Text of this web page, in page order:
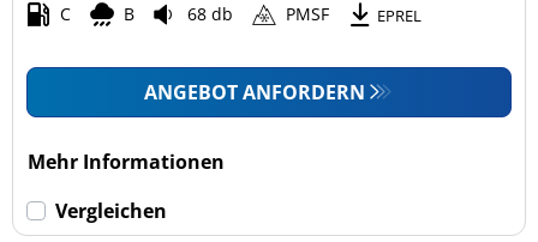
C B 68 db PMSF EPREL
ANGEBOT ANFORDERN
Mehr Informationen
Vergleichen